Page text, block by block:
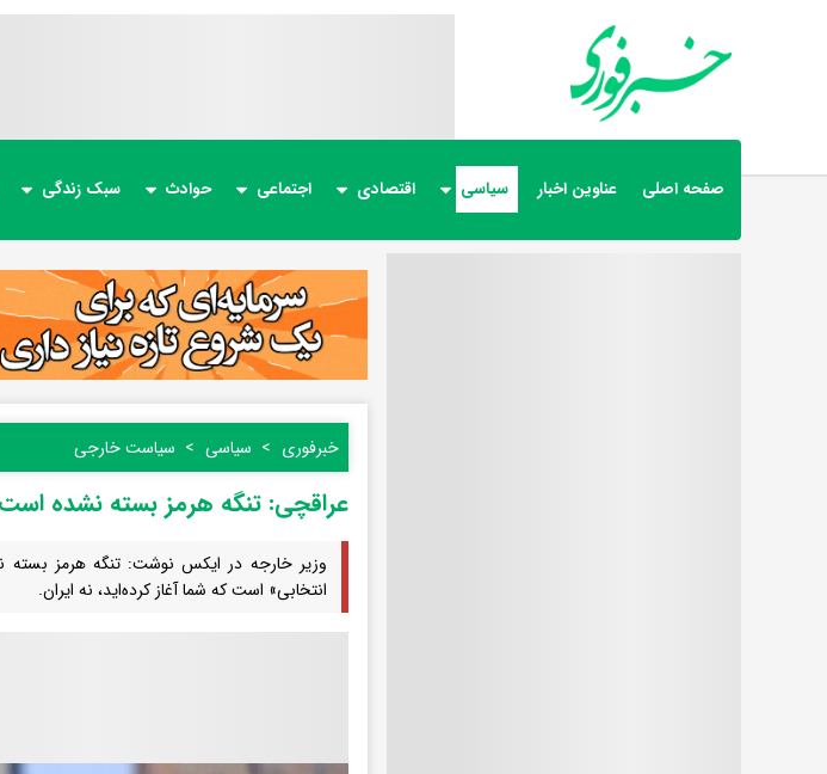
صفحه اصلی عناوین اخبار سیاسی اقتصادی اجتماعی حوادث سبک زندگی
خبرفوری سیاسی سیاست خارجی
عراقچی: تنگه هرمز بسته نشده است
وزیر خارجه در ایکس نوشت: تنگه هرمز
انتخابی» است که شما آغاز کرده‌اید، نه ایران.